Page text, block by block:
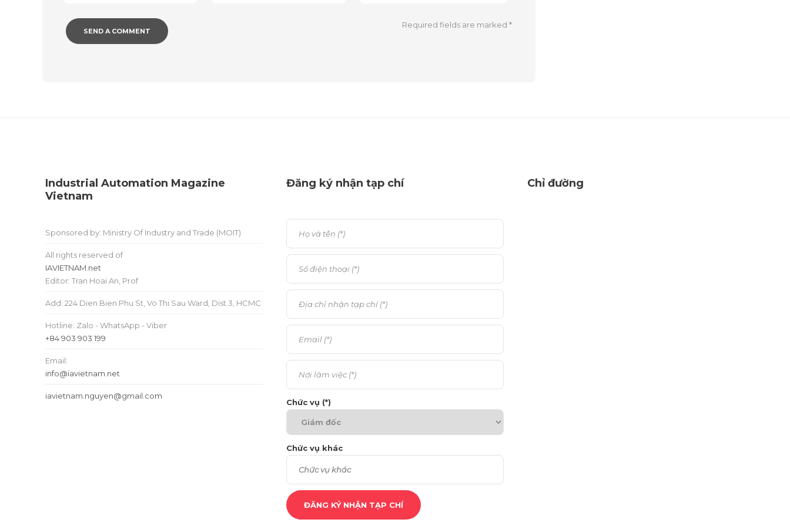
Required fields are marked*
Industrial Automation Magazine
Vietnam
Sponsored by: Ministry Of Industry and Trade (MOIT)
All rights reserved of
IAVIETNAM.net
Editor: Tran Hoai An, Prof
Add: 224 Dien Bien Phu St, Vo Thi Sau Ward, Dist 3, HCMC
Hotline: Zalo - WhatsApp - Viber
+84 903 903 199
Email:
info@iavietnam.net
iavietnam.nguyen@gmail.com
Đăng ký nhận tạp chí
Chức vụ (*)
Chức vụ khác
Chỉ đường